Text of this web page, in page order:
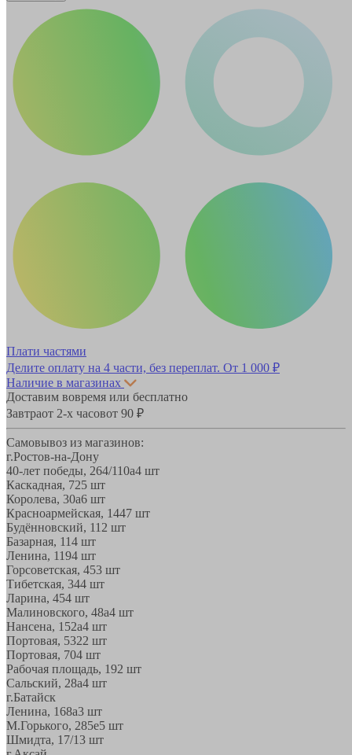
Плати частями
Делите оплату на 4 части, без переплат. От 1 000 ₽
Наличие в магазинах
Доставим вовремя или бесплатно
Завтраот 2-х часовот 90 ₽
Самовывоз из магазинов:
г.Ростов-на-Дону
40-лет победы, 264/110а4 шт
Каскадная, 725 шт
Королева, 30а6 шт
Красноармейская, 1447 шт
Будённовский, 11 2 шт
Базарная, 114 шт
Ленина, 1194 шт
Горсоветская, 453 шт
Тибетская, 344 шт
Ларина, 454 шт
Малиновского, 48а4 шт
Нансена, 152а4 шт
Портовая, 5322 шт
Портовая, 704 шт
Рабочая площадь, 192 шт
Сальский, 28a4 шт
г.Батайск
Ленина, 168а3 шт
М.Горького, 285е5 шт
Шмидта, 17/13 шт